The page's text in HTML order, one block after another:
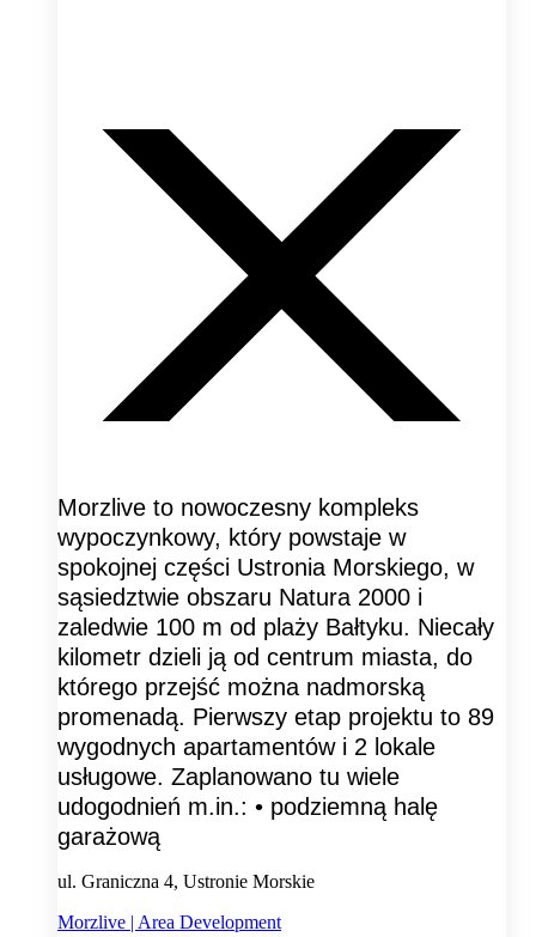
Morzlive to nowoczesny kompleks
wypoczynkowy, który powstaje w
spokojnej części Ustronia Morskiego, w
sąsiedztwie obszaru Natura 2000 i
zaledwie 100 m od plaży Bałtyku. Niecały
kilometr dzieli ją od centrum miasta, do
którego przejść można nadmorską
promenadą. Pierwszy etap projektu to 89
wygodnych apartamentów i 2 lokale
usługowe. Zaplanowano tu wiele
udogodnień m.in.: • podziemną halę
garażową
ul. Graniczna 4, Ustronie Morskie
Morzlive | Area Development